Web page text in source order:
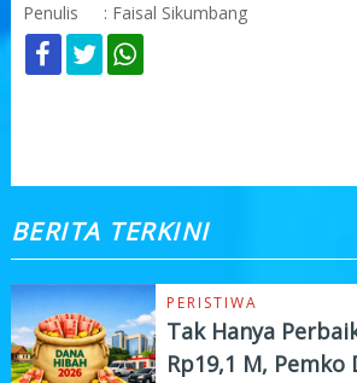
Penulis : Faisal Sikumbang
BERITA TERKINI
PERISTIWA
Tak Hanya
Rp19,1 M,